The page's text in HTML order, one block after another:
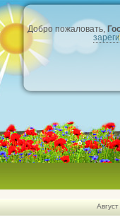
Добро пожаловать,